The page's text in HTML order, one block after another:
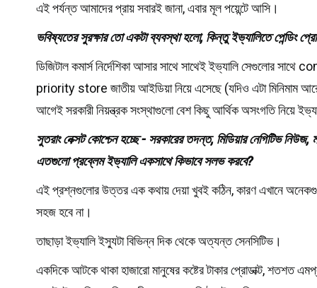
এই পর্যন্ত আমাদের প্রায় সবারই জানা, এবার মূল পয়েন্টে আসি।
ভবিষ্যতের সুরক্ষার তো একটা ব্যবস্থা হলো, কিন্তু ইভ্যালিতে পেন্ডিং
ডিজিটাল কমার্স নির্দেশিকা আসার সাথে সাথেই ইভ্যালি সেগুলোর
priority store জাতীয় আইডিয়া নিয়ে এসেছে (যদিও এটা মিনিমাম
আগেই সরকারী নিয়ন্ত্রক সংস্থাগুলো বেশ কিছু আর্থিক অসংগতি নিয়ে
সুতরাং নেক্সট কোশ্চেন হচ্ছে - সরকারের তদন্ত, মিডিয়ার নেগিটিভ নিউজ,
এতগুলো প্রব্লেম ইভ্যালি একসাথে কিভাবে সলভ করবে?
এই প্রশ্নগুলোর উত্তর এক কথায় দেয়া খুবই কঠিন, কারণ এখানে
সহজ হবে না।
তাছাড়া ইভ্যালি ইস্যুটা বিভিন্ন দিক থেকে অত্যন্ত সেনসিটিভ।
একদিকে আটকে থাকা হাজারো মানুষের কষ্টের টাকার প্রোডাক্ট, শতশত